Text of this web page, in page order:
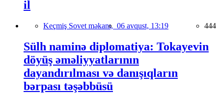
il
Keçmiş Sovet məkanı, 06 avqust, 13:19 444
Sülh naminə diplomatiya: Tokayevin
döyüş əməliyyatlarının
dayandırılması və danışıqların
bərpası təşəbbüsü